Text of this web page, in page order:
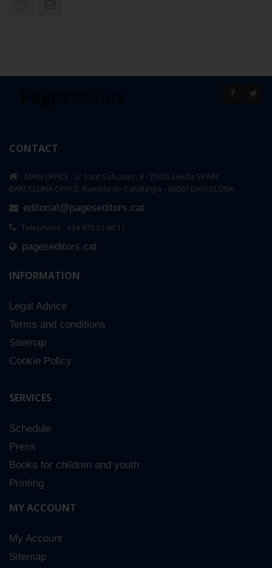
CONTACT
MAIN OFFICE : c/ Sant Salvador, 8 - 25005 Lleida SPAIN
BARCELONA OFFICE: Rambla de Catalunya - 08007 BARCELONA
editorial@pageseditors.cat
Telephone: +34 973 23 66 11
pageseditors.cat
INFORMATION
Legal Advice
Terms and conditions
Sitemap
Cookie Policy
SERVICES
Schedule
Press
Books for children and youth
Printing
MY ACCOUNT
My Account
Sitemap